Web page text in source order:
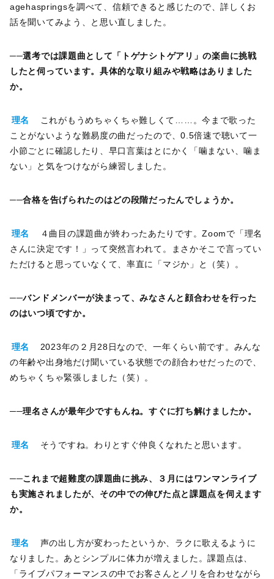
agehaspringsを調べて、信頼できると感じたので、詳しくお
話を聞いてみよう、と思い直しました。
──選考では課題曲として「トゲナシトゲアリ」の楽曲に挑戦
したと伺っています。具体的な取り組みや戦略はありました
か。
理名
これがもうめちゃくちゃ難しくて……。今まで歌った
ことがないような難易度の曲だったので、0.5倍速で聴いて一
小節ごとに確認したり、早口言葉はとにかく「噛まない、噛ま
ない」と気をつけながら練習しました。
──合格を告げられたのはどの段階だったんでしょうか。
理名
４曲目の課題曲が終わったあたりです。Zoomで「理名
さんに決定です！」って突然言われて。まさかそこで言ってい
ただけると思っていなくて、率直に「マジか」と（笑）。
──バンドメンバーが決まって、みなさんと顔合わせを行った
のはいつ頃ですか。
理名
2023年の２月28日なので、一年くらい前です。みんな
の年齢や出身地だけ聞いている状態での顔合わせだったので、
めちゃくちゃ緊張しました（笑）。
──理名さんが最年少ですもんね。すぐに打ち解けましたか。
理名 そうですね。わりとすぐ仲良くなれたと思います。
──これまで超難度の課題曲に挑み、３月にはワンマンライブ
も実施されましたが、その中での伸びた点と課題点を伺えます
か。
理名
声の出し方が変わったというか、ラクに歌えるように
なりました。あとシンプルに体力が増えました。課題点は、
「ライブパフォーマンスの中でお客さんとノリを合わせながら